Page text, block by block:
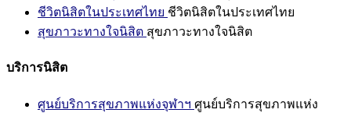
ชีวิตนิสิตในประเทศไทย ชีวิตนิสิตในประเทศไทย
สุขภาวะทางใจนิสิต สุขภาวะทางใจนิสิต
บริการนิสิต
ศูนย์บริการสุขภาพแห่งจุฬาฯ ศูนย์บริการสุขภาพแห่ง